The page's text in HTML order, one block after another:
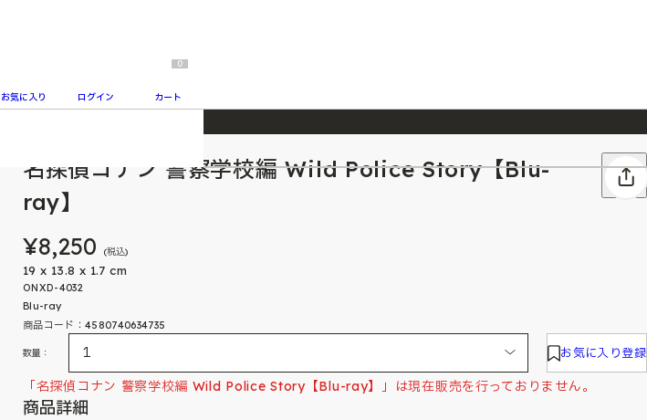
2026/7/23 『ONE PIECE magazine 021 ONE PIECEカード付き同梱版』発売延期のご案内
お気に入り ログイン
0
カート
名探偵コナン 警察学校編 Wild Police Story【Blu-
ray】
¥8,250 (税込)
19 x 13.8 x 1.7 cm
ONXD-4032
Blu-ray
商品コード：4580740634735
数量： お気に入り登録
「名探偵コナン 警察学校編 Wild Police Story【Blu-ray】」は現在販売を行っておりません。
商品詳細